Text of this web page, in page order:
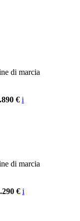
di marcia
€ i
di marcia
€ i